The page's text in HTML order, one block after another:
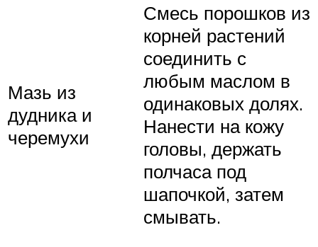
Мазь из
дудника и
черемухи
Смесь порошков из
корней растений
соединить с
любым маслом в
одинаковых долях.
Нанести на кожу
головы, держать
полчаса под
шапочкой, затем
смывать.